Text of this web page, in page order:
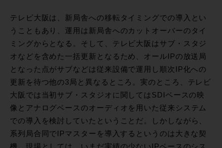
テレビ大阪は、新局舎への移転タイミングでの導入とい
うこともあり、運用は新局舎へのカットオーバーのタイ
ミングからとなる。そして、テレビ大阪はサブ・スタジ
オなどを含めた一括更新となるため、オールIPの放送局
となった点がサブなどは従来設備で運用し順次IP化への
更新を待つ他の3局と異なるところ。実のところ、テレビ
大阪では当初サブ・スタジオに関してはSDIベースの映
像とアナログベースのオーディオを用いた従来システム
での導入を検討していたということだ。しかしながら、
系列局合同でIPマスターを導入するというのは大きな契